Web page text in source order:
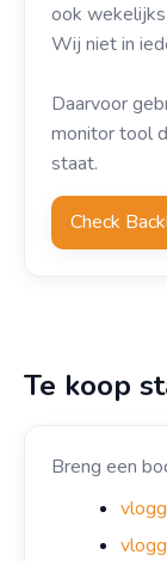
ook
Wij niet in
Daarvoor
monitor tool
staat.
Check
Te koop
Breng een